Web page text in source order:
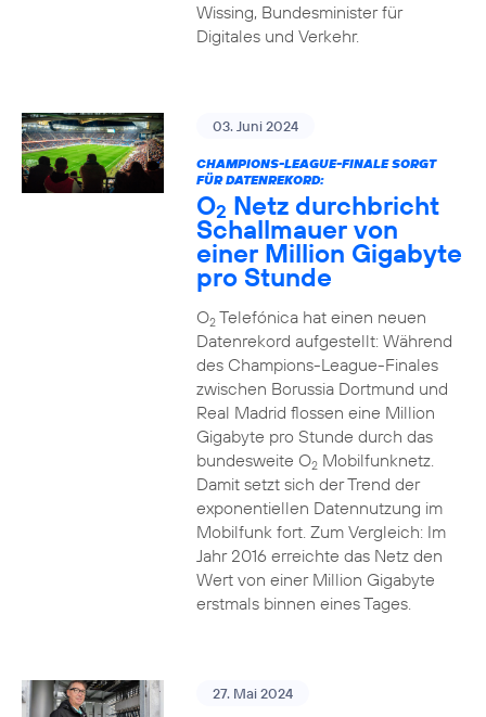
Wissing, Bundesminister für
Digitales und Verkehr.
03. Juni 2024
CHAMPIONS-LEAGUE-FINALE SORGT
FÜR DATENREKORD:
O2 Netz durchbricht
Schallmauer von
einer Million Gigabyte
pro Stunde
O2Telefónica hat einen neuen
Datenrekord aufgestellt: Während
des Champions-League-Finales
zwischen Borussia Dortmund und
Real Madrid flossen eine Million
Gigabyte pro Stunde durch das
bundesweite O2Mobilfunknetz.
Damit setzt sich der Trend der
exponentiellen Datennutzung im
Mobilfunk fort. Zum Vergleich: Im
Jahr 2016 erreichte das Netz den
Wert von einer Million Gigabyte
erstmals binnen eines Tages.
27. Mai 2024